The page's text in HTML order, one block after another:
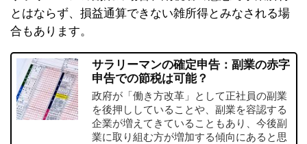
とはならず、損益通算できない雑所得とみなされる場
合もあります。
サラリーマンの確定申告：副業の赤字
申告での節税は可能？
政府が「働き方改革」として正社員の副業
を後押ししていることや、副業を容認する
企業が増えてきていることもあり、今後副
業に取り組む方が増加する傾向にあると思